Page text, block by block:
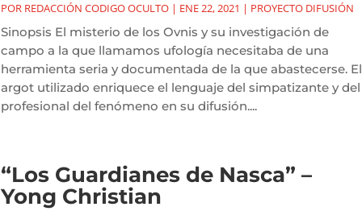
POR REDACCIÓN CODIGO OCULTO| ENE 22, 2021 | PROYECTO DIFUSIÓN
Sinopsis El misterio de los Ovnis y su investigación de
campo a la que llamamos ufología necesitaba de una
herramienta seria y documentada de la que abastecerse. El
argot utilizado enriquece el lenguaje del simpatizante y del
profesional del fenómeno en su difusión....
“Los Guardianes de Nasca” –
Yong Christian